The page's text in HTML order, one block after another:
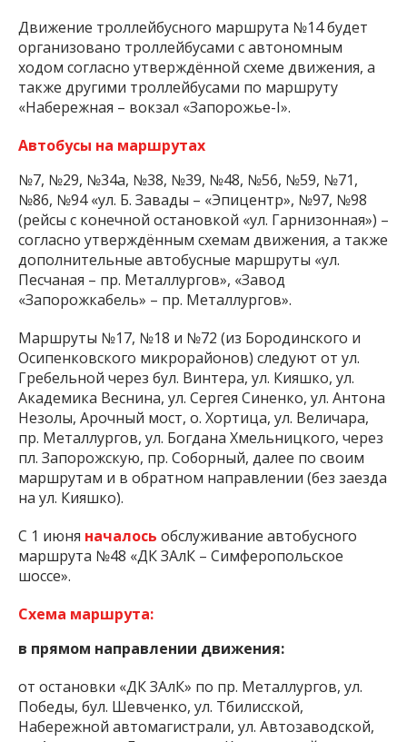
Движение троллейбусного маршрута №14 будет
организовано троллейбусами с автономным
ходом согласно утверждённой схеме движения, а
также другими троллейбусами по маршруту
«Набережная – вокзал «Запорожье-I».
Автобусы на маршрутах
№7, №29, №34а, №38, №39, №48, №56, №59, №71,
№86, №94 «ул. Б. Завады – «Эпицентр», №97, №98
(рейсы с конечной остановкой «ул. Гарнизонная») –
согласно утверждённым схемам движения, а также
дополнительные автобусные маршруты «ул.
Песчаная – пр. Металлургов», «Завод
«Запорожкабель» – пр. Металлургов».
Маршруты №17, №18 и №72 (из Бородинского и
Осипенковского микрорайонов) следуют от ул.
Гребельной через бул. Винтера, ул. Кияшко, ул.
Академика Веснина, ул. Сергея Синенко, ул. Антона
Незолы, Арочный мост, о. Хортица, ул. Величара,
пр. Металлургов, ул. Богдана Хмельницкого, через
пл. Запорожскую, пр. Соборный, далее по своим
маршрутам и в обратном направлении (без заезда
на ул. Кияшко).
С 1 июня началось обслуживание автобусного
маршрута №48 «ДК ЗАлК – Симферопольское
шоссе».
Схема маршрута:
в прямом направлении движения:
от остановки «ДК ЗАлК» по пр. Металлургов, ул.
Победы, бул. Шевченко, ул. Тбилисской,
Набережной автомагистрали, ул. Автозаводской,